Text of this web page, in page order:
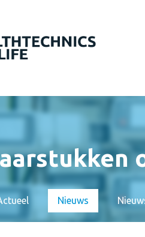
Nieuws